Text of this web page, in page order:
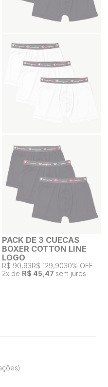
PACK DE 3 CUECAS
BOXER COTTON LINE
LOGO
R$ 90,93R$ 129,9030% OFF
2x de R$ 45,47 sem juros